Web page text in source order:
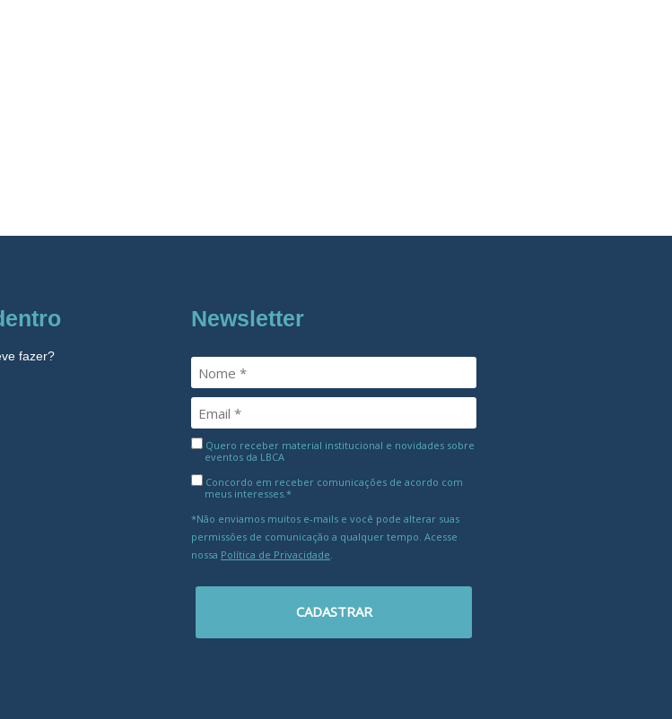
fazer?
Newsletter
Quero receber material institucional e novidades sobre
eventos da LBCA
Concordo em receber comunicações de acordo com
meus interesses.*
*Não enviamos muitos e-mails e você pode alterar suas
permissões de comunicação a qualquer tempo. Acesse
nossa Política de Privacidade
CADASTRAR